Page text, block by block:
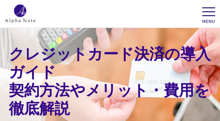
クレジットカード決済の導入
ガイド
契約方法やメリット・費用を
徹底解説